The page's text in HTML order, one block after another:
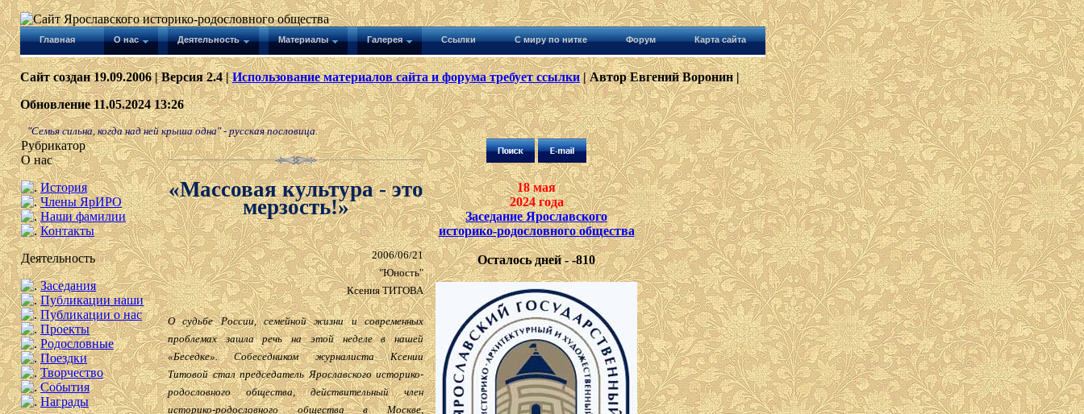
Главная О нас Деятельность Материалы Галерея Ссылки С миру по нитке Форум Карта сайта
Сайт создан 19.09.2006 | Версия 2.4 |Использование материалов сайта и форума требует ссылки| Автор Евгений Воронин |
Обновление 11.05.2024 13:26
"Семья сильна, когда над ней крыша одна" - русская пословица.
Рубрикатор
О нас
История
Члены ЯрИРО
Наши фамилии
Контакты
Деятельность
Заседания
Публикации наши
Публикации о нас
Проекты
Родословные
Поездки
Творчество
События
Награды
«Массовая культура - это
мерзость!»
2006/06/21
"Юность"
Ксения ТИТОВА
О судьбе России, семейной жизни и современных
проблемах зашла речь на этой неделе в нашей
«Беседке». Собеседником журналиста Ксении
Титовой стал председатель Ярославского историко-
родословного общества, действительный член
историко-родословного общества в Москве,
18 мая
2024 года
Заседание Ярославского
историко-родословного общества
Осталось дней - -810